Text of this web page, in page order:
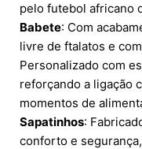
pelo futebol africano
Babete: Com
livre de ftalatos e
Personalizado com
reforçando a ligação
momentos de
Sapatinhos:
conforto e